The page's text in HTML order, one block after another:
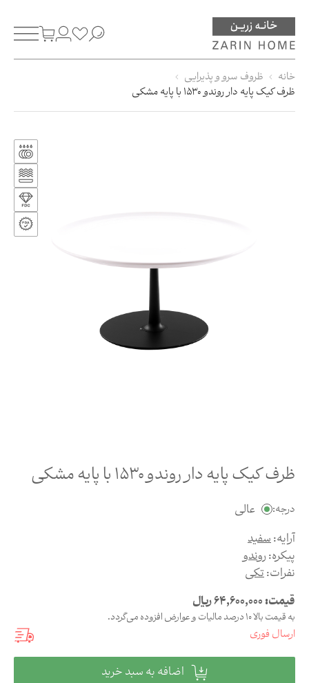
خانه
ظروف سرو و پذیرایی
ظرف کیک پایه دار روندو 1530 با پایه مشکی
ظرف کیک پایه دار روندو 1530 با پایه مشکی
درجه:
عالی
آرایه:سفید
پیکره:روندو
نفرات:تکی
قیمت:64,600,000ریال
به قیمت بالا 10 درصد مالیات و عوارض افزوده می‌گردد.
ارسال فوری
اضافه به سبد خرید